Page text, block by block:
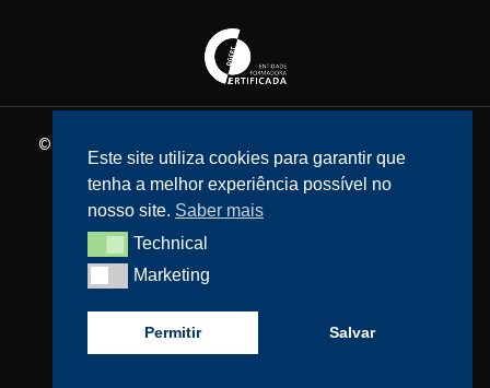
Este site utiliza cookies para garantir que
tenha a melhor experiência possível no
nosso site. Saber mais
TechnicalTechnical
MarketingMarketing
Permitir Salvar
© 2026 - Fundação Cidade de Lisboa. Todos os direitos
reservados.
Website feito porBean Web Developer
Livro de Reclamações
Política de privacidade
Acessibilidade
Política de cookies